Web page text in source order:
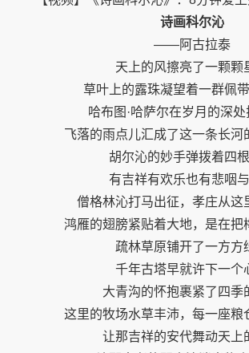
诗画科尔沁
——阿古拉泰
天上的风擦亮了一颗颗
草叶上的露珠凝望着一群佩
哈布图·哈萨尔在岁月的深
飞落的雨点儿汇成了这一条长
胡尔沁的妙手弹拨着四
有吉祥有欢乐也有悲咽
僧格林沁打马出征，孝庄从这
鸿雁的翅膀紧贴着大地，是在把
疏林草原铺开了一方方
千年古塔早就许下一个
大青沟的怀抱裹紧了四季
这里的牧场水草丰沛，每一座粮
让那吉祥的安代舞动天上